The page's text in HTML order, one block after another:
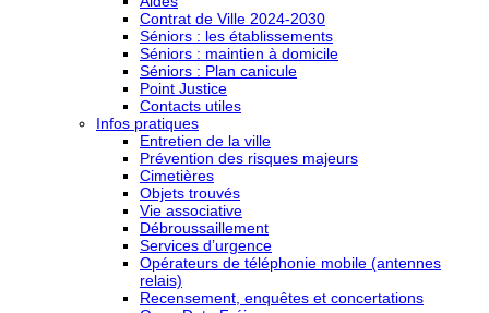
Contrat de Ville 2024-2030
Séniors : les établissements
Séniors : maintien à domicile
Séniors : Plan canicule
Point Justice
Contacts utiles
Infos pratiques
Entretien de la ville
Prévention des risques majeurs
Cimetières
Objets trouvés
Vie associative
Débroussaillement
Services d’urgence
Opérateurs de téléphonie mobile (antennes
relais)
Recensement, enquêtes et concertations